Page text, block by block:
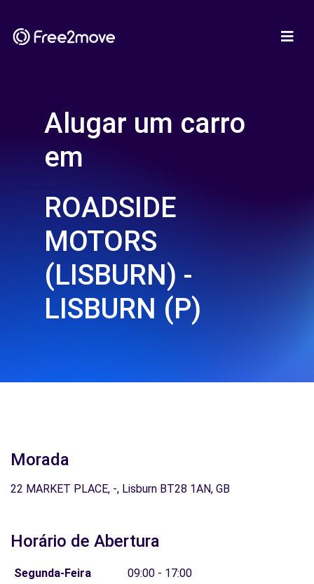
Alugar um carro
em
ROADSIDE
MOTORS
(LISBURN) -
LISBURN (P)
Morada
22 MARKET PLACE, -, Lisburn BT28 1AN, GB
Horário de Abertura
Segunda-Feira
09:00 - 17:00